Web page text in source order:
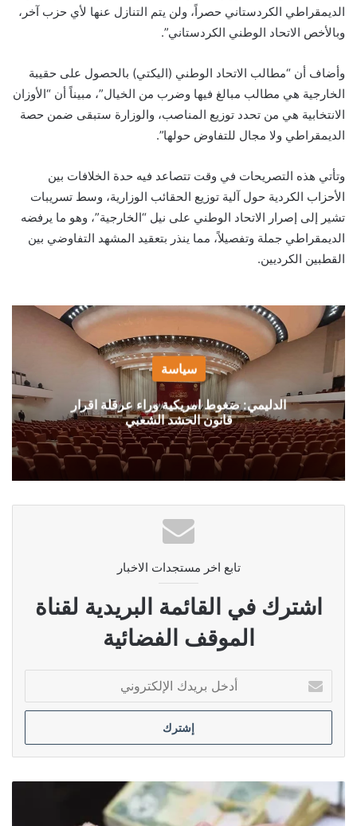
الديمقراطي الكردستاني حصراً، ولن يتم التنازل عنها لأي حزب آخر،
وبالأخص الاتحاد الوطني الكردستاني”.
وأضاف أن “مطالب الاتحاد الوطني (اليكتي) بالحصول على حقيبة
الخارجية هي مطالب مبالغ فيها وضرب من الخيال”، مبيناً أن “الأوزان
الانتخابية هي من تحدد توزيع المناصب، والوزارة ستبقى ضمن حصة
الديمقراطي ولا مجال للتفاوض حولها”.
وتأتي هذه التصريحات في وقت تتصاعد فيه حدة الخلافات بين
الأحزاب الكردية حول آلية توزيع الحقائب الوزارية، وسط تسريبات
تشير إلى إصرار الاتحاد الوطني على نيل “الخارجية”، وهو ما يرفضه
الديمقراطي جملة وتفصيلاً، مما ينذر بتعقيد المشهد التفاوضي بين
القطبين الكرديين.
سياسة
الدليمي: ضغوط امريكية وراء عرقلة اقرار
قانون الحشد الشعبي
تابع اخر مستجدات الاخبار
اشترك في القائمة البريدية لقناة
الموقف الفضائية
بريدك
الإلكتروني
الكناني:
استحداث
مناصب